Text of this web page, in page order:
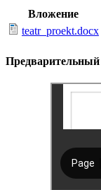
Вложение
teatr_proekt.docx